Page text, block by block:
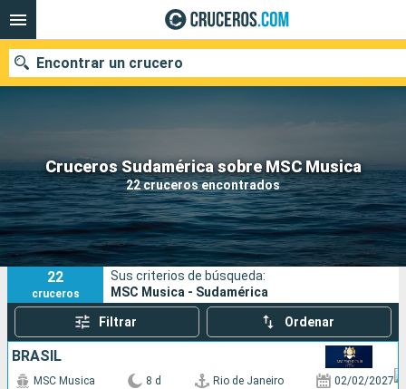
Cruceros Sudamérica sobre MSC Musica
22 cruceros encontrados
Encontrar un crucero
Nuestros destinos
Fecha de salida
Puertos Compañías
Buscar
22
cruceros
Sus criterios de búsqueda:
MSC Musica - Sudamérica
Filtrar Ordenar
BRASIL
MSC Musica 8 d Rio de Janeiro 02/02/2027